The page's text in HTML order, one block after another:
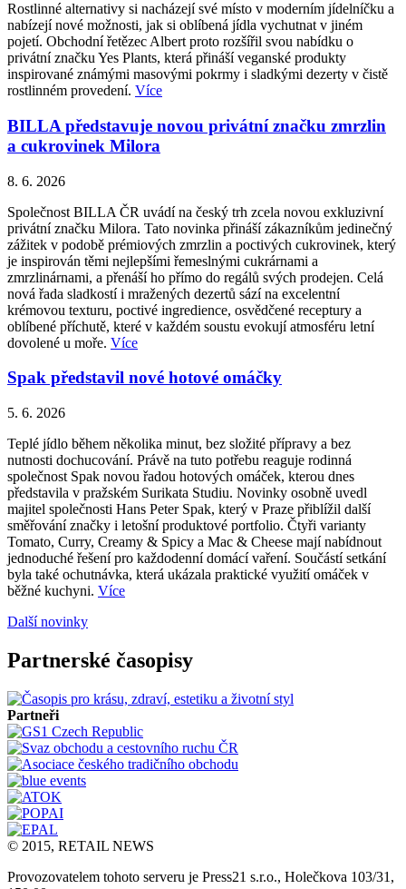
Rostlinné alternativy si nacházejí své místo v moderním jídelníčku a
nabízejí nové možnosti, jak si oblíbená jídla vychutnat v jiném
pojetí. Obchodní řetězec Albert proto rozšířil svou nabídku o
privátní značku Yes Plants, která přináší veganské produkty
inspirované známými masovými pokrmy i sladkými dezerty v čistě
rostlinném provedení. Více
BILLA představuje novou privátní značku zmrzlin
a cukrovinek Milora
8. 6. 2026
Společnost BILLA ČR uvádí na český trh zcela novou exkluzivní
privátní značku Milora. Tato novinka přináší zákazníkům jedinečný
zážitek v podobě prémiových zmrzlin a poctivých cukrovinek, který
je inspirován těmi nejlepšími řemeslnými cukrárnami a
zmrzlinárnami, a přenáší ho přímo do regálů svých prodejen. Celá
nová řada sladkostí i mražených dezertů sází na excelentní
krémovou texturu, poctivé ingredience, osvědčené receptury a
oblíbené příchutě, které v každém soustu evokují atmosféru letní
dovolené u moře. Více
Spak představil nové hotové omáčky
5. 6. 2026
Teplé jídlo během několika minut, bez složité přípravy a bez
nutnosti dochucování. Právě na tuto potřebu reaguje rodinná
společnost Spak novou řadou hotových omáček, kterou dnes
představila v pražském Surikata Studiu. Novinky osobně uvedl
majitel společnosti Hans Peter Spak, který v Praze přiblížil další
směřování značky i letošní produktové portfolio. Čtyři varianty
Tomato, Curry, Creamy & Spicy a Mac & Cheese mají nabídnout
jednoduché řešení pro každodenní domácí vaření. Součástí setkání
byla také ochutnávka, která ukázala praktické využití omáček v
běžné kuchyni. Více
Další novinky
Partnerské časopisy
Partneři
© 2015, RETAIL NEWS
Provozovatelem tohoto serveru je Press21 s.r.o., Holečkova 103/31,